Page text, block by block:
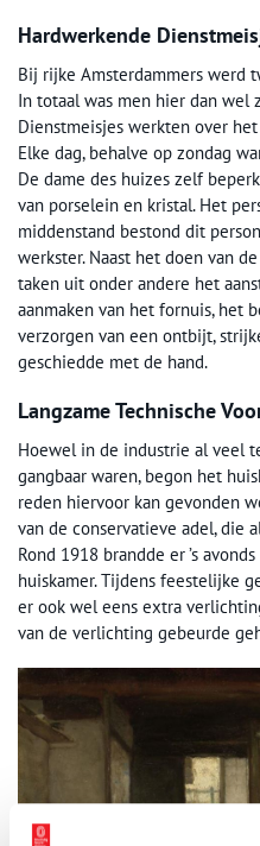
Hardwerkende
Bij rijke Amsterdammers werd
In totaal was men hier dan wel
Dienstmeisjes werkten over
Elke dag, behalve op zondag
De dame des huizes zelf
van porselein en kristal. Het
middenstand bestond dit
werkster. Naast het doen van
taken uit onder andere het
aanmaken van het fornuis, het
verzorgen van een ontbijt,
geschiedde met de hand.
Langzame Technische
Hoewel in de industrie al veel
gangbaar waren, begon het
reden hiervoor kan gevonden
van de conservatieve adel, die
Rond 1918 brandde er ’s
huiskamer. Tijdens feestelijke
er ook wel eens extra
van de verlichting gebeurde